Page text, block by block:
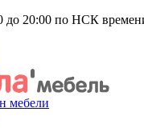
до 20:00 по НСК
мебели